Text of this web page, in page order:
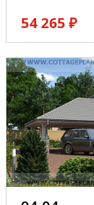
54 265 ₽